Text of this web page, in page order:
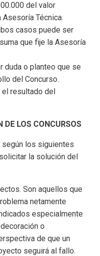
del valor
Técnica.
casos puede ser
que fije la Asesoría
duda o planteo que se
del Concurso.
el resultado del
LOS CONCURSOS
los siguientes
la solución del
Son aquellos que
netamente
especialmente
o
de que un
seguirá al fallo.